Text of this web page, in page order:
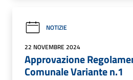
NOTIZIE
22 NOVEMBRE 2024
Approvazione
Comunale Variante n.1